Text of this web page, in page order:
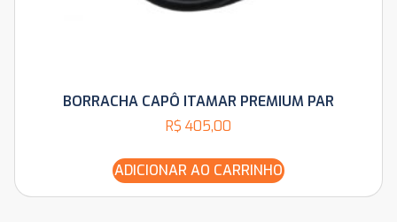
BORRACHA CAPÔ ITAMAR PREMIUM PAR
R$ 405,00
ADICIONAR AO CARRINHO